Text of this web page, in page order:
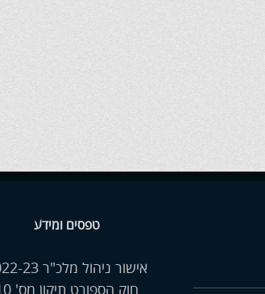
טפסים ומידע
אישור ניהול מלכ"ר 2022-23
חוק הספורט תיקון מס' 10